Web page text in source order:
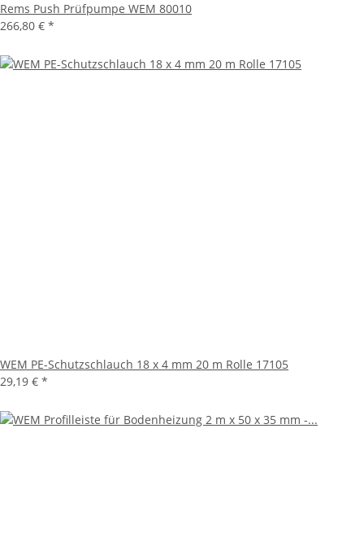
Rems Push Prüfpumpe WEM 80010
266,80 € *
WEM PE-Schutzschlauch 18 x 4 mm 20 m Rolle 17105
29,19 € *